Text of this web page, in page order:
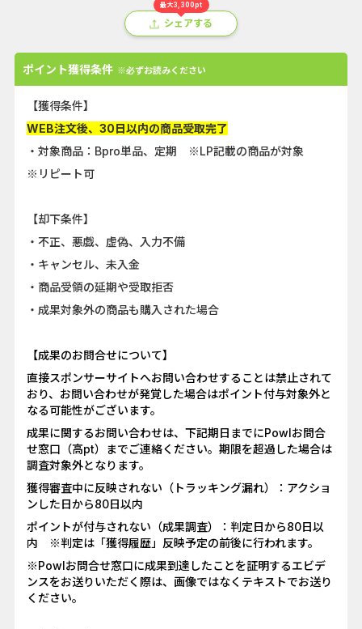
最大3,300pt
シェアする
ポイント獲得条件 ※必ずお読みください
【獲得条件】
WEB注文後、30日以内の商品受取完了
・対象商品：Bpro単品、定期 ※LP記載の商品が対象
※リピート可
【却下条件】
・不正、悪戯、虚偽、入力不備
・キャンセル、未入金
・商品受領の延期や受取拒否
・成果対象外の商品も購入された場合
【成果のお問合せについて】
直接スポンサーサイトへお問い合わせすることは禁止されて
おり、お問い合わせが発覚した場合はポイント付与対象外と
なる可能性がございます。
成果に関するお問い合わせは、下記期日までにPowlお問合
せ窓口（高pt）までご連絡ください。期限を超過した場合は
調査対象外となります。
獲得審査中に反映されない（トラッキング漏れ）：アクショ
ンした日から80日以内
ポイントが付与されない（成果調査）：判定日から80日以
内 ※判定は「獲得履歴」反映予定の前後に行われます。
※Powlお問合せ窓口に成果到達したことを証明するエビデ
ンスをお送りいただく際は、画像ではなくテキストでお送り
ください。